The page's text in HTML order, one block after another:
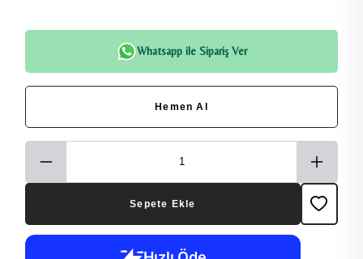
Whatsapp ile Sipariş Ver
Hemen Al
Sepete Ekle